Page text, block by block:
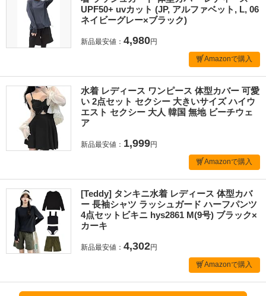
UPF50+ uvカット (JP, アルファベット, L, 06
ネイビーグレー×ブラック)
新品最安値： 4,980円
Amazonで購入
水着 レディース ワンピース 体型カバー 可愛
い 2点セット セクシー 大きいサイズ ハイウ
エスト セクシー 大人 韓国 無地 ビーチウェ
ア
新品最安値： 1,999円
Amazonで購入
[Teddy] タンキニ水着 レディース 体型カバ
ー 長袖シャツ ラッシュガード ハーフパンツ
4点セットビキニ hys2861 M(9号) ブラック×
カーキ
新品最安値： 4,302円
Amazonで購入